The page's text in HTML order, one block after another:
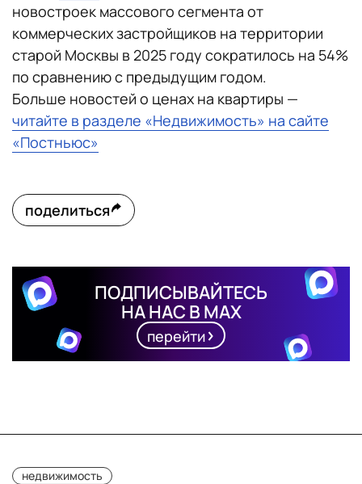
новостроек массового сегмента от
коммерческих застройщиков на территории
старой Москвы в 2025 году сократилось на 54%
по сравнению с предыдущим годом.
Больше новостей о ценах на квартиры —
читайте в разделе «Недвижимость» на сайте
«Постньюс»
поделиться
ПОДПИСЫВАЙТЕСЬ
НА НАС В MAX
перейти
недвижимость